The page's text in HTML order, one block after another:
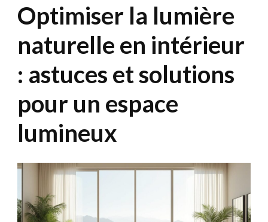
Optimiser la lumière
naturelle en intérieur
: astuces et solutions
pour un espace
lumineux